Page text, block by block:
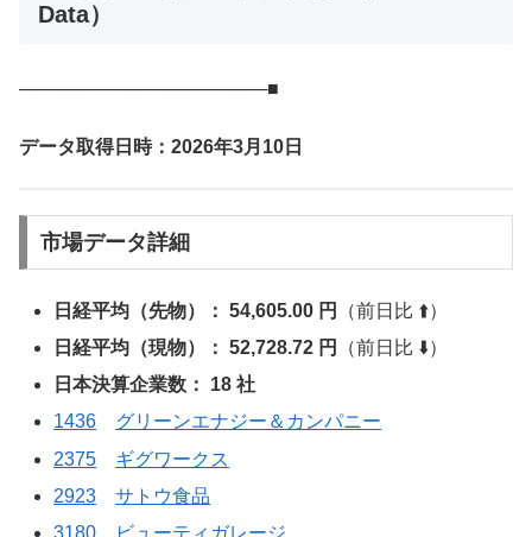
Data）
───────────────────■
データ取得日時：2026年3月10日
市場データ詳細
日経平均（先物）： 54,605.00 円
（前日比 ⬆️）
日経平均（現物）： 52,728.72 円
（前日比 ⬇️）
日本決算企業数： 18 社
1436
グリーンエナジー＆カンパニー
2375
ギグワークス
2923
サトウ食品
3180
ビューティガレージ